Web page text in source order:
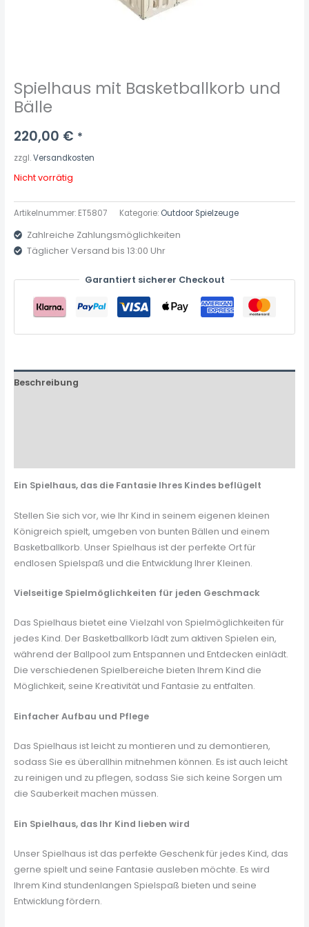
Spielhaus mit Basketballkorb und
Bälle
220,00 € *
zzgl.Versandkosten
Nicht vorrätig
Artikelnummer: ET5807 Kategorie: Outdoor Spielzeuge
Zahlreiche Zahlungsmöglichkeiten
Täglicher Versand bis 13:00 Uhr
Garantiert sicherer Checkout
Beschreibung
Ein Spielhaus, das die Fantasie Ihres Kindes beflügelt
Stellen Sie sich vor, wie Ihr Kind in seinem eigenen kleinen
Königreich spielt, umgeben von bunten Bällen und einem
Basketballkorb. Unser Spielhaus ist der perfekte Ort für
endlosen Spielspaß und die Entwicklung Ihrer Kleinen.
Vielseitige Spielmöglichkeiten für jeden Geschmack
Das Spielhaus bietet eine Vielzahl von Spielmöglichkeiten für
jedes Kind. Der Basketballkorb lädt zum aktiven Spielen ein,
während der Ballpool zum Entspannen und Entdecken einlädt.
Die verschiedenen Spielbereiche bieten Ihrem Kind die
Möglichkeit, seine Kreativität und Fantasie zu entfalten.
Einfacher Aufbau und Pflege
Das Spielhaus ist leicht zu montieren und zu demontieren,
sodass Sie es überallhin mitnehmen können. Es ist auch leicht
zu reinigen und zu pflegen, sodass Sie sich keine Sorgen um
die Sauberkeit machen müssen.
Ein Spielhaus, das Ihr Kind lieben wird
Unser Spielhaus ist das perfekte Geschenk für jedes Kind, das
gerne spielt und seine Fantasie ausleben möchte. Es wird
Ihrem Kind stundenlangen Spielspaß bieten und seine
Entwicklung fördern.